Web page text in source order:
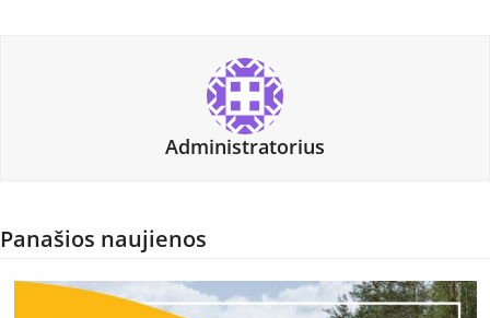
Administratorius
Panašios naujienos